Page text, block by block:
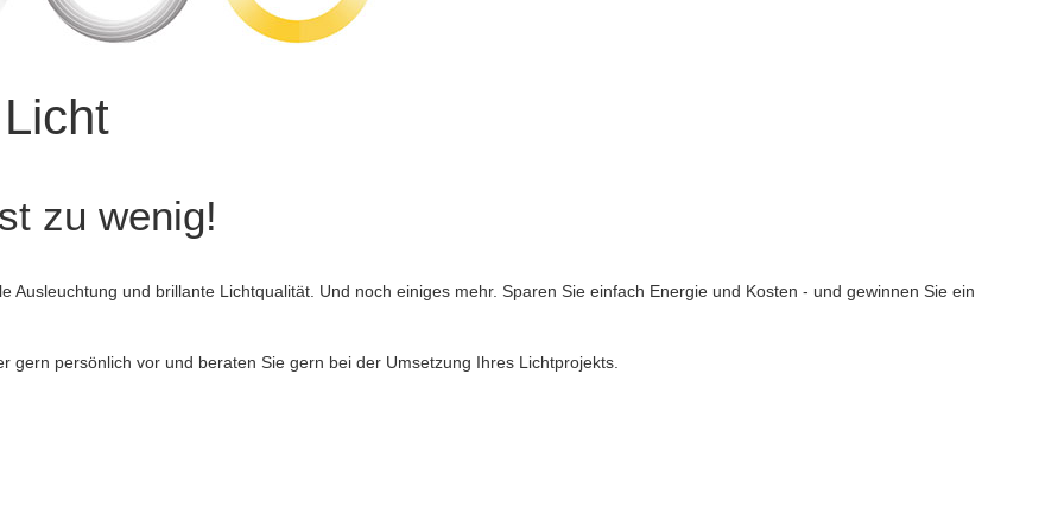
zu wenig!
und brillante Lichtqualität. Und noch einiges mehr. Sparen Sie einfach Energie und Kosten - und gewinnen Sie ein
gern persönlich vor und beraten Sie gern bei der Umsetzung Ihres Lichtprojekts.